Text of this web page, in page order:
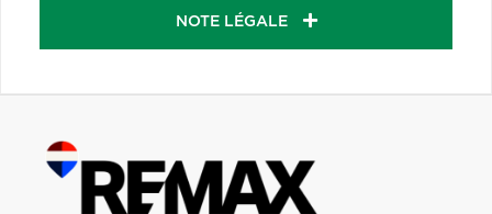
NOTE LÉGALE